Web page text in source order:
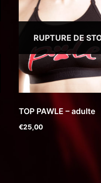
RUPTURE DE
TOP PAWLE – adulte
€25,00